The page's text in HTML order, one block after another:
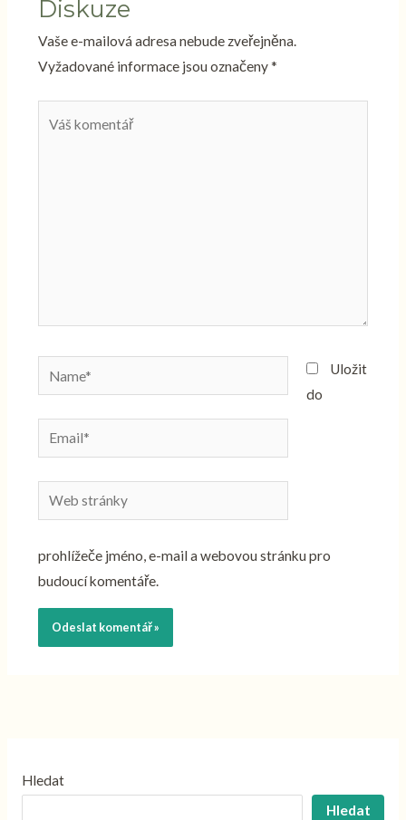
Diskuze
Vaše e-mailová adresa nebude zveřejněna.
Vyžadované informace jsou označeny *
Name*
Email*
Web
stránky
Uložit
do
prohlížeče jméno, e-mail a webovou stránku pro
budoucí komentáře.
Hledat
Hledat